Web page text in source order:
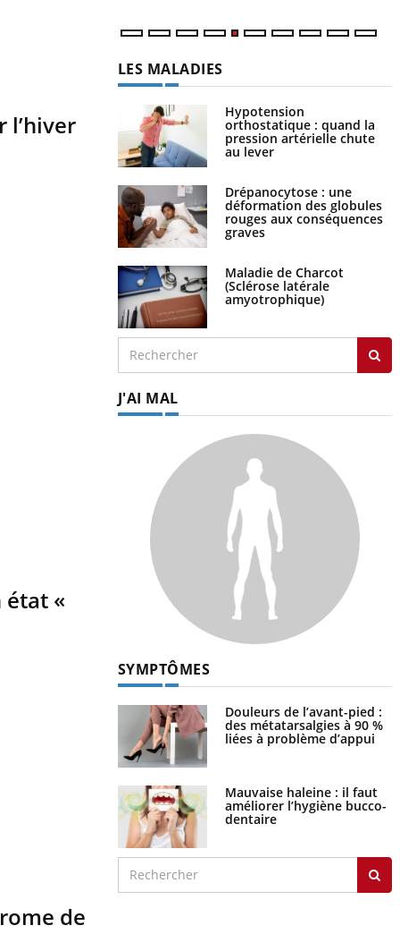
l’hiver
état «
de
LES MALADIES
Hypotension
orthostatique : quand la
pression artérielle chute
au lever
Drépanocytose : une
déformation des globules
rouges aux conséquences
graves
Maladie de Charcot
(Sclérose latérale
amyotrophique)
J'AI MAL
SYMPTÔMES
Douleurs de l’avant-pied :
des métatarsalgies à 90 %
liées à problème d’appui
Mauvaise haleine : il faut
améliorer l’hygiène bucco-
dentaire